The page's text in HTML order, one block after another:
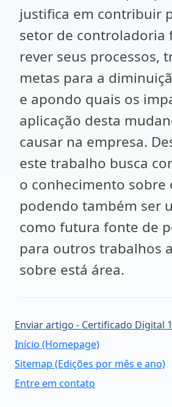
justifica em contribuir
setor de controladoria
rever seus processos,
metas para a
e apondo quais os
aplicação desta
causar na empresa.
este trabalho busca
o conhecimento sobre
podendo também ser
como futura fonte de
para outros trabalhos
sobre está área.
Enviar artigo - Certificado Digital
Início (Homepage)
Sitemap (Edições por mês e ano)
Entre em contato